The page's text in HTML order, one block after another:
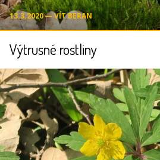
13.3.2020 ― VÍT BERAN
Výtrusné rostliny